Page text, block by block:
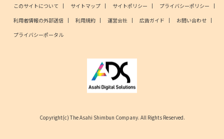
このサイトについて サイトマップ サイトポリシー
プライバシーポリシー
利用者情報の外部送信
利用規約 運営会社 広告ガイド
お問い合わせ
プライバシーポータル
Copyright(c) The Asahi Shimbun Company. All Rights Reserved.